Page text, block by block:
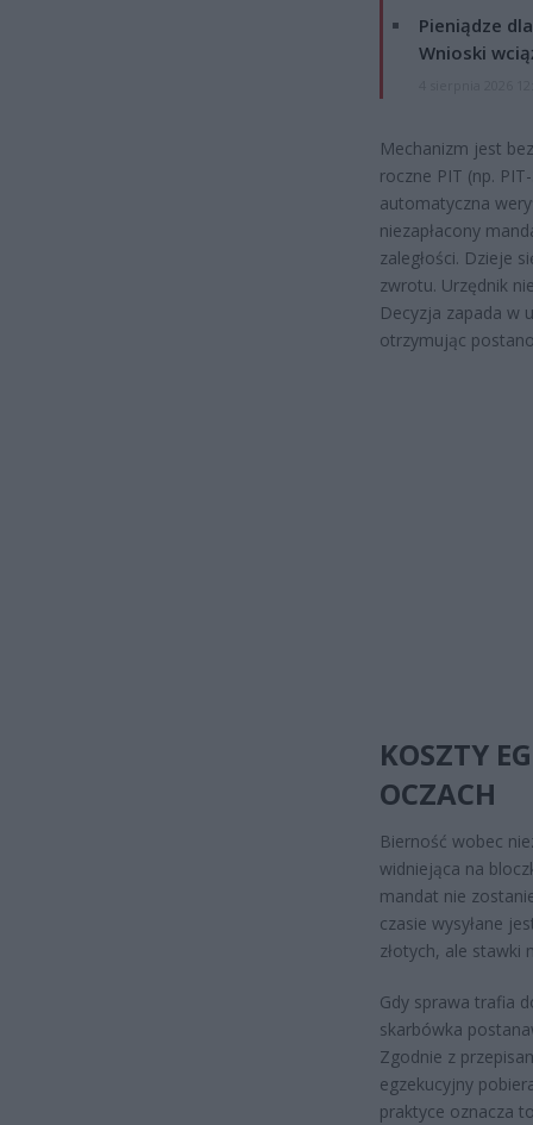
Pieniądze
Wnioski
Mechanizm jest
roczne PIT (np.
automatyczna
niezapłacony
zaległości. Dzieje
zwrotu. Urzędnik
Decyzja zapada w
otrzymując
KOSZTY
OCZACH
Bierność wobec
widniejąca na
mandat nie
czasie wysyłane
złotych, ale stawki
Gdy sprawa trafia
skarbówka
Zgodnie z
egzekucyjny
praktyce oznacza